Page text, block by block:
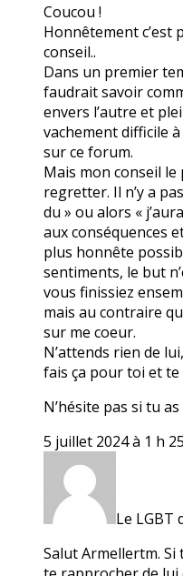
Coucou !
Honnêtement
conseil..
Dans un premier
faudrait savoir
envers l’autre et
vachement difficile
sur ce forum.
Mais mon conseil le
regretter. Il n’y a
du » ou alors «
aux conséquences
plus honnête
sentiments, le but
vous finissiez
mais au contraire
sur me coeur.
N’attends rien de
fais ça pour toi et
N’hésite pas si tu
5 juillet 2024 à 1 h
Le LGBT
Salut Armellertm. Si